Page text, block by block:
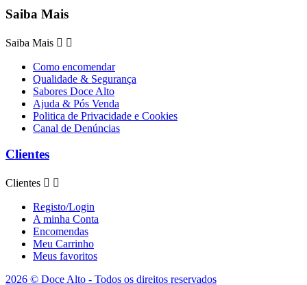
Saiba Mais
Saiba Mais  
Como encomendar
Qualidade & Segurança
Sabores Doce Alto
Ajuda & Pós Venda
Politica de Privacidade e Cookies
Canal de Denúncias
Clientes
Clientes  
Registo/Login
A minha Conta
Encomendas
Meu Carrinho
Meus favoritos
2026 © Doce Alto - Todos os direitos reservados